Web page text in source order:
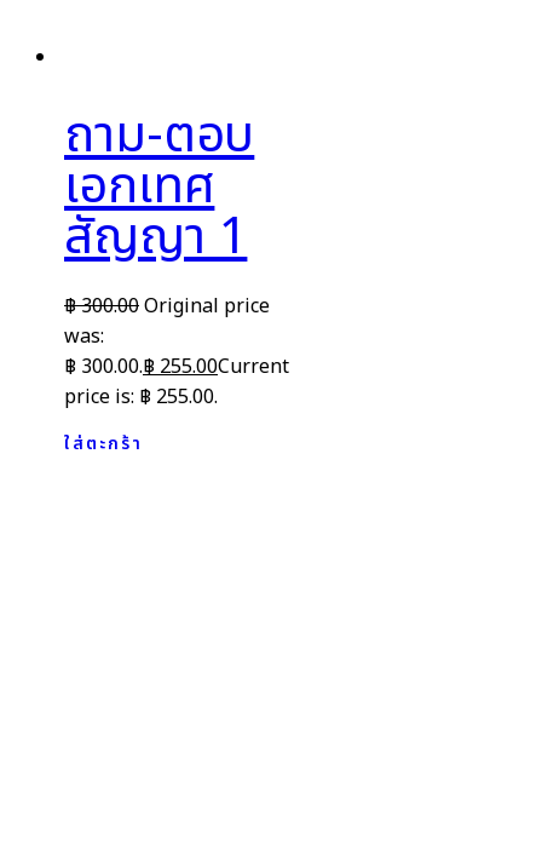
ถาม-ตอบ
เอกเทศ
สัญญา 1
฿300.00Original price
was:
฿ 300.00.฿255.00Current
price is: ฿ 255.00.
ใส่ตะกร้า